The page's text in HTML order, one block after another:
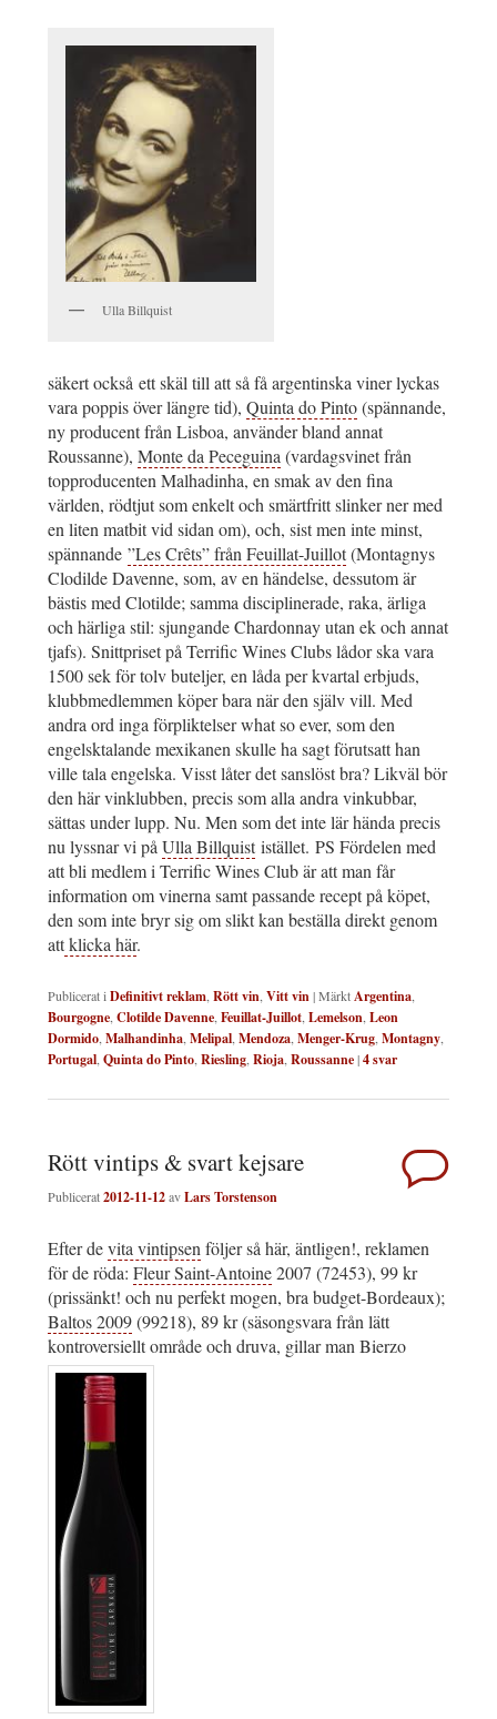
Ulla Billquist
säkert också ett skäl till att så få argentinska viner lyckas
vara poppis över längre tid), Quinta do Pinto(spännande,
ny producent från Lisboa, använder bland annat
Roussanne), Monte da Peceguina (vardagsvinet från
topproducenten Malhadinha, en smak av den fina
världen, rödtjut som enkelt och smärtfritt slinker ner med
en liten matbit vid sidan om), och, sist men inte minst,
spännande ”Les Crêts” från Feuillat-Juillot(Montagnys
Clodilde Davenne, som, av en händelse, dessutom är
bästis med Clotilde; samma disciplinerade, raka, ärliga
och härliga stil: sjungande Chardonnay utan ek och annat
tjafs). Snittpriset på Terrific Wines Clubs lådor ska vara
1500 sek för tolv buteljer, en låda per kvartal erbjuds,
klubbmedlemmen köper bara när den själv vill. Med
andra ord inga förpliktelser what so ever, som den
engelsktalande mexikanen skulle ha sagt förutsatt han
ville tala engelska. Visst låter det sanslöst bra? Likväl bör
den här vinklubben, precis som alla andra vinkubbar,
sättas under lupp. Nu. Men som det inte lär hända precis
nu lyssnar vi på Ulla Billquististället. PS Fördelen med
att bli medlem i Terrific Wines Club är att man får
information om vinerna samt passande recept på köpet,
den som inte bryr sig om slikt kan beställa direkt genom
attklicka här.
Publicerat i Definitivt reklam Rött vin Vitt vin|MärktArgentina
Bourgogne Clotilde Davenne Feuillat-Juillot Lemelson Leon
Dormido Malhandinha Melipal Mendoza Menger-Krug Montagny
Portugal Quinta do Pinto Riesling Rioja Roussanne|4svar
Rött vintips & svart kejsare
Publicerat2012-11-12avLars Torstenson
Efter devita vintipsen följer så här, äntligen!, reklamen
för de röda: Fleur Saint-Antoine2007 (72453), 99 kr
(prissänkt! och nu perfekt mogen, bra budget-Bordeaux);
Baltos 2009(99218), 89 kr (säsongsvara från lätt
kontroversiellt område och druva, gillar man Bierzo